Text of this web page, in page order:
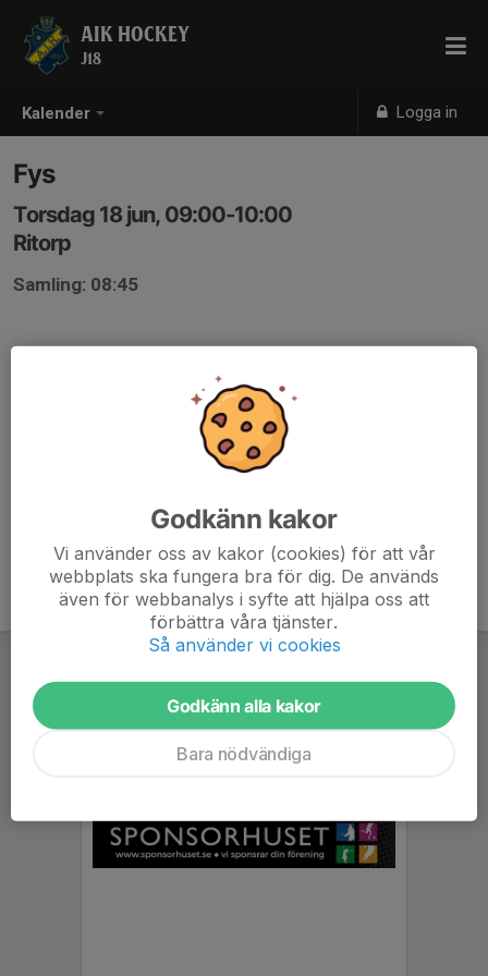
Kalender Logga in
AIK HOCKEY
J18
Fys
Torsdag 18 jun, 09:00-10:00
Ritorp
Samling: 08:45
Godkänn kakor
Vi använder oss av kakor (cookies) för att vår
webbplats ska fungera bra för dig. De används
även för webbanalys i syfte att hjälpa oss att
förbättra våra tjänster.
Så använder vi cookies
Godkänn alla kakor
Bara nödvändiga